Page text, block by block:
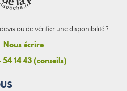
ou de vérifier une disponibilité ?
Nous écrire
14 43 (conseils)